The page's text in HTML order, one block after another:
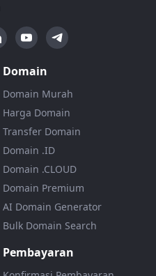
Domain
Domain Murah
Harga Domain
Transfer Domain
Domain .ID
Domain .CLOUD
Domain Premium
AI Domain Generator
Bulk Domain Search
Pembayaran